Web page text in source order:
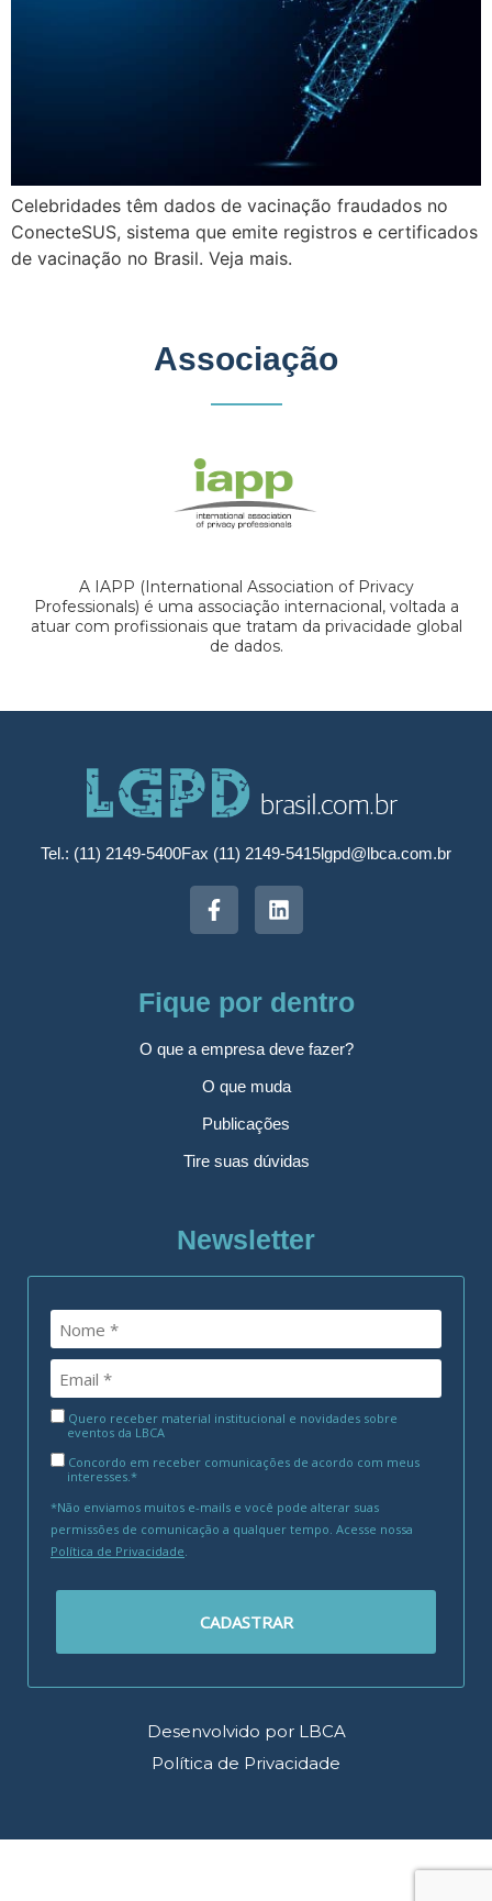
Celebridades têm dados de vacinação fraudados no
ConecteSUS, sistema que emite registros e certificados
de vacinação no Brasil. Veja mais.
Associação
A IAPP (International Association of Privacy
Professionals) é uma associação internacional, voltada a
atuar com profissionais que tratam da privacidade global
de dados.
Tel.: (11) 2149-5400Fax (11) 2149-5415lgpd@lbca.com.br
Fique por dentro
O que a empresa deve fazer?
O que muda
Publicações
Tire suas dúvidas
Newsletter
Quero receber material institucional e novidades sobre
eventos da LBCA
Concordo em receber comunicações de acordo com meus
interesses.*
*Não enviamos muitos e-mails e você pode alterar suas
permissões de comunicação a qualquer tempo. Acesse nossa
Política de Privacidade.
CADASTRAR
Desenvolvido por LBCA
Política de Privacidade